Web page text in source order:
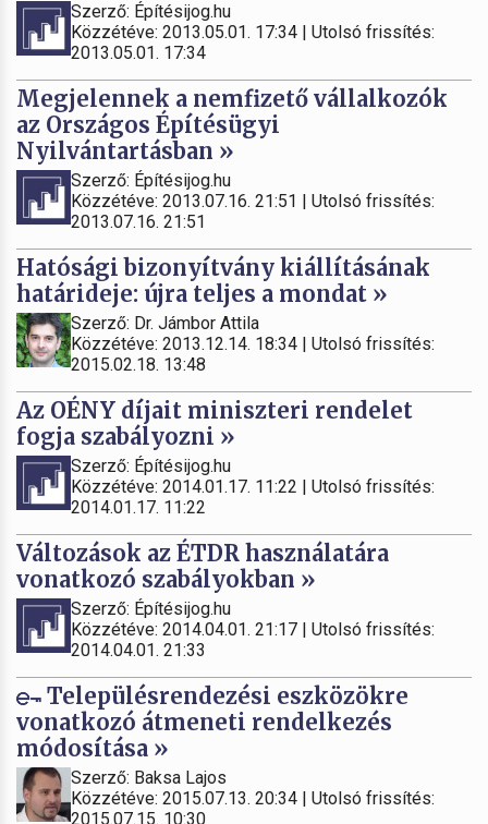
Szerző: Építésijog.hu
Közzétéve: 2013.05.01. 17:34 | Utolsó frissítés:
2013.05.01. 17:34
Megjelennek a nemfizető vállalkozók
az Országos Építésügyi
Nyilvántartásban »
Szerző: Építésijog.hu
Közzétéve: 2013.07.16. 21:51 | Utolsó frissítés:
2013.07.16. 21:51
Hatósági bizonyítvány kiállításának
határideje: újra teljes a mondat »
Szerző: Dr. Jámbor Attila
Közzétéve: 2013.12.14. 18:34 | Utolsó frissítés:
2015.02.18. 13:48
Az OÉNY díjait miniszteri rendelet
fogja szabályozni »
Szerző: Építésijog.hu
Közzétéve: 2014.01.17. 11:22 | Utolsó frissítés:
2014.01.17. 11:22
Változások az ÉTDR használatára
vonatkozó szabályokban »
Szerző: Építésijog.hu
Közzétéve: 2014.04.01. 21:17 | Utolsó frissítés:
2014.04.01. 21:33
Településrendezési eszközökre
vonatkozó átmeneti rendelkezés
módosítása »
Szerző: Baksa Lajos
Közzétéve: 2015.07.13. 20:34 | Utolsó frissítés:
2015.07.15. 10:30